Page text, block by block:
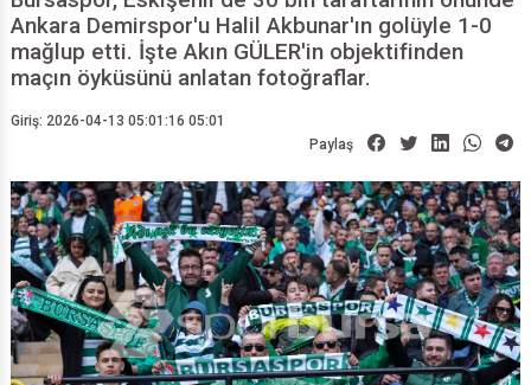
Bursaspor, Eskişehir'de 30 bin taraftarının önünde
Ankara Demirspor'u Halil Akbunar'ın golüyle 1-0
mağlup etti. İşte Akın GÜLER'in objektifinden
maçın öyküsünü anlatan fotoğraflar.